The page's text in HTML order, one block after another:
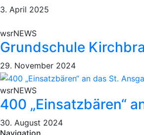
3. April 2025
wsrNEWS
Grundschule
29. November 2024
wsrNEWS
400 „Einsatzbären“
30. August 2024
Navigation